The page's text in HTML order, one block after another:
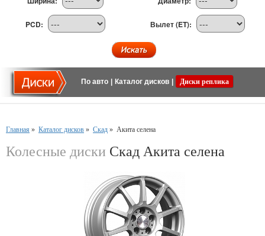
PCD: Вылет (ET):
По авто Каталог дисков Диски реплика
Главная » Каталог дисков » Скад » Акита селена
Колесные диски Скад Акита селена